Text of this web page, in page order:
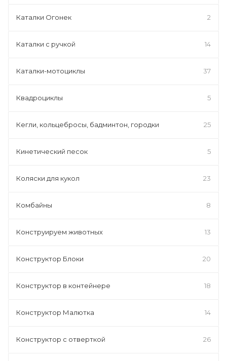
Каталки Огонек 2
Каталки с ручкой 14
Каталки-мотоциклы 37
Квадроциклы 5
Кегли, кольцебросы, бадминтон, городки 25
Кинетический песок 5
Коляски для кукол 23
Комбайны 8
Конструируем животных 13
Конструктор Блоки 20
Конструктор в контейнере 18
Конструктор Малютка 14
Конструктор с отверткой 26